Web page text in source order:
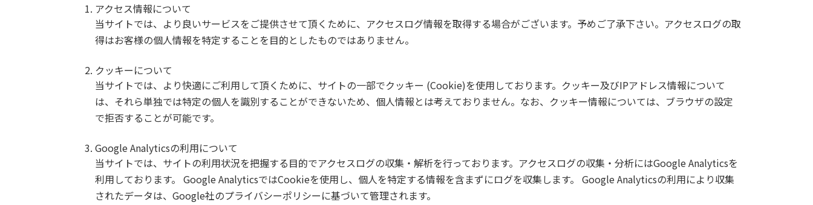
アクセス情報について
当サイトでは、より良いサービスをご提供させて頂くために、アクセスログ情報を取得する場合がございます。予めご了承下さい。アクセスログの取
得はお客様の個人情報を特定することを目的としたものではありません。
クッキーについて
当サイトでは、より快適にご利用して頂くために、サイトの一部でクッキー (Cookie)を使用しております。クッキー及びIPアドレス情報について
は、それら単独では特定の個人を識別することができないため、個人情報とは考えておりません。なお、クッキー情報については、ブラウザの設定
で拒否することが可能です。
Google Analyticsの利用について
当サイトでは、サイトの利用状況を把握する目的でアクセスログの収集・解析を行っております。アクセスログの収集・分析にはGoogle Analyticsを
利用しております。 Google AnalyticsではCookieを使用し、個人を特定する情報を含まずにログを収集します。 Google Analyticsの利用により収集
されたデータは、Google社のプライバシーポリシーに基づいて管理されます。